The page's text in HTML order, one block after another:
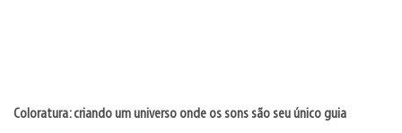
Coloratura: criando um universo onde os sons são seu único guia